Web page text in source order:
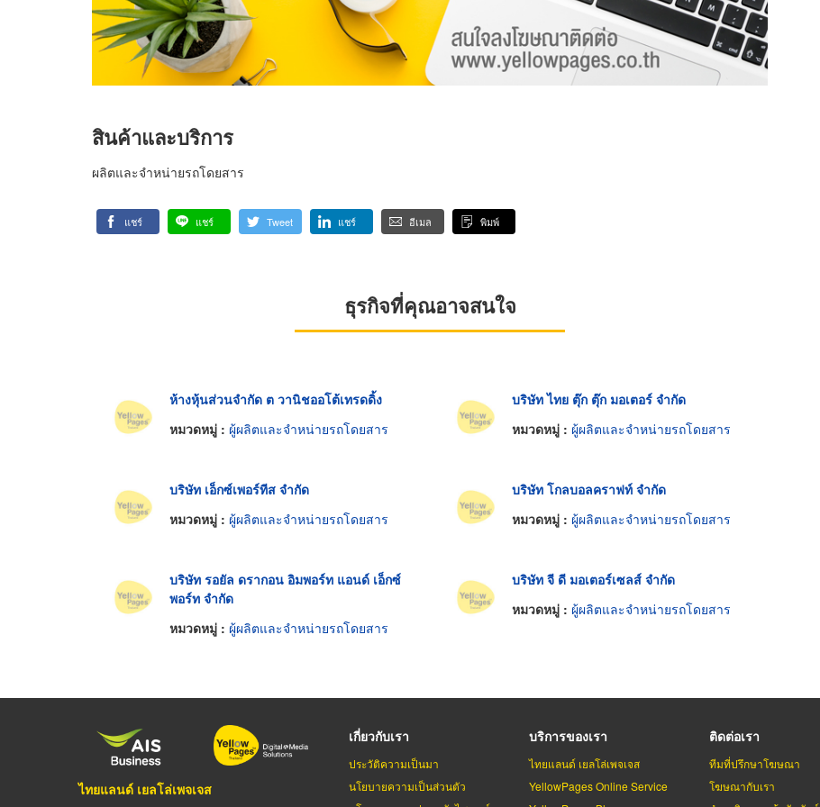
สินค้าและบริการ
ผลิตและจำหน่ายรถโดยสาร
แชร์ แชร์ Tweet แชร์ อีเมล พิมพ์
ธุรกิจที่คุณอาจสนใจ
ห้างหุ้นส่วนจำกัด ต วานิชออโต้เทรดดิ้ง
หมวดหมู่ : ผู้ผลิตและจำหน่ายรถโดยสาร
บริษัท ไทย ตุ๊ก ตุ๊ก มอเตอร์ จำกัด
หมวดหมู่ : ผู้ผลิตและจำหน่ายรถโดยสาร
บริษัท เอ็กซ์เพอร์ทีส จำกัด
หมวดหมู่ : ผู้ผลิตและจำหน่ายรถโดยสาร
บริษัท โกลบอลคราฟท์ จำกัด
หมวดหมู่ : ผู้ผลิตและจำหน่ายรถโดยสาร
บริษัท รอยัล ดรากอน อิมพอร์ท แอนด์ เอ็กซ์
พอร์ท จำกัด
หมวดหมู่ : ผู้ผลิตและจำหน่ายรถโดยสาร
บริษัท จี ดี มอเตอร์เซลส์ จำกัด
หมวดหมู่ : ผู้ผลิตและจำหน่ายรถโดยสาร
ไทยแลนด์ เยลโล่เพจเจส
เกี่ยวกับเรา
ประวัติความเป็นมา
นโยบายความเป็นส่วนตัว
บริการของเรา
ไทยแลนด์ เยลโล่เพจเจส
YellowPages Online Service
ติดต่อเรา
ทีมที่ปรึกษาโฆษณา
โฆษณากับเรา